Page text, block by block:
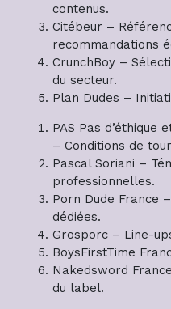
contenus.
Citébeur –
recommandations
CrunchBoy –
du secteur.
Plan Dudes –
PAS Pas
– Conditions de
Pascal Soriani –
professionnelles.
Porn Dude France
dédiées.
Grosporc – Line-
BoysFirstTime
Nakedsword
du label.